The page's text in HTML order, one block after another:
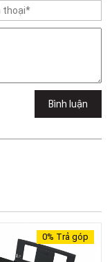
Bình luận
0% Trả góp